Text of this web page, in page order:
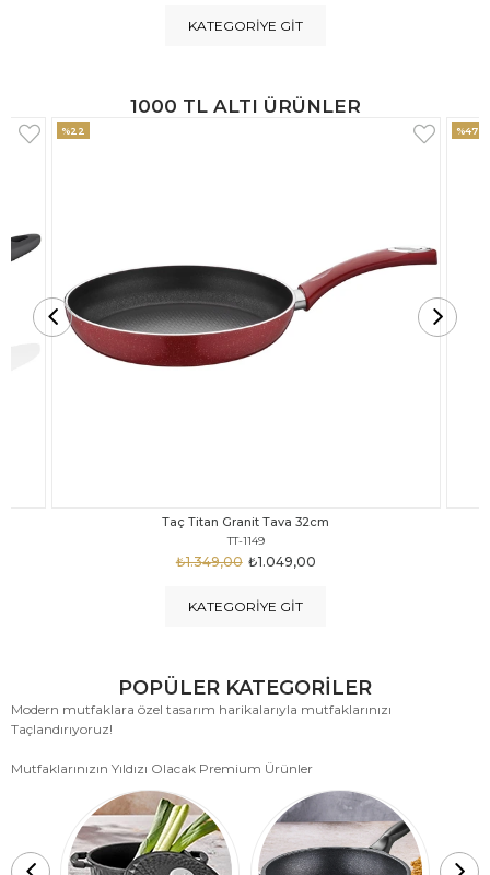
KATEGORIYE GIT
1000 TL ALTI ÜRÜNLER
Taç Titan Granit Tava 30cm
TT-1148
₺999,00
₺1.875,00
%47 %18
KATEGORIYE GIT
POPÜLER KATEGORİLER
Modern mutfaklara özel tasarım harikalarıyla mutfaklarınızı
Taçlandırıyoruz!
Mutfaklarınızın Yıldızı Olacak Premium Ürünler